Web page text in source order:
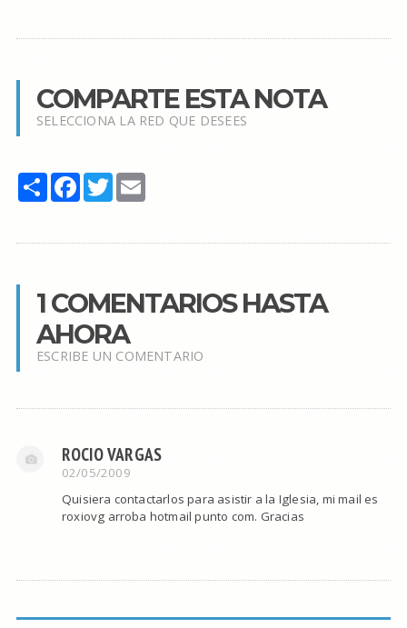
COMPARTE ESTA NOTA
SELECCIONA LA RED QUE DESEES
Share Facebook
TwitterEmail
1 COMENTARIOS HASTA
AHORA
ESCRIBE UN COMENTARIO
ROCIO VARGAS
02/05/2009
Quisiera contactarlos para asistir a la Iglesia, mi mail es
roxiovg arroba hotmail punto com. Gracias